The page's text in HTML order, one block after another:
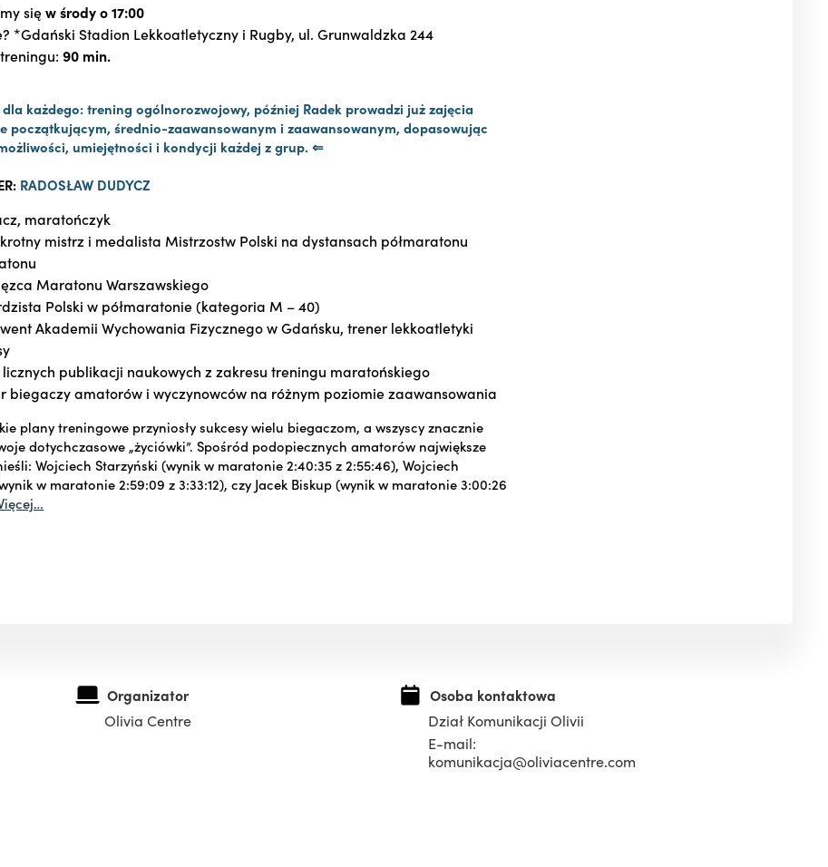
sięw środy o 17:00
*Gdański Stadion Lekkoatletyczny i Rugby, ul. Grunwaldzka 244
90 min.
każdego: trening ogólnorozwojowy, później Radek prowadzi już zajęcia
początkującym, średnio-zaawansowanym i zaawansowanym, dopasowując
umiejętności i kondycji każdej z grup. ⇐
RADOSŁAW DUDYCZ
maratończyk
mistrz i medalista Mistrzostw Polski na dystansach półmaratonu
Maratonu Warszawskiego
Polski w półmaratonie (kategoria M – 40)
Akademii Wychowania Fizycznego w Gdańsku, trener lekkoatletyki
publikacji naukowych z zakresu treningu maratońskiego
biegaczy amatorów i wyczynowców na różnym poziomie zaawansowania
plany treningowe przyniosły sukcesy wielu biegaczom, a wszyscy znacznie
dotychczasowe „życiówki”. Spośród podopiecznych amatorów największe
Wojciech Starzyński (wynik w maratonie 2:40:35 z 2:55:46), Wojciech
w maratonie 2:59:09 z 3:33:12), czy Jacek Biskup (wynik w maratonie 3:00:26
Organizator
Olivia Centre
Osoba kontaktowa
Dział Komunikacji Olivii
E-mail:
komunikacja@oliviacentre.com